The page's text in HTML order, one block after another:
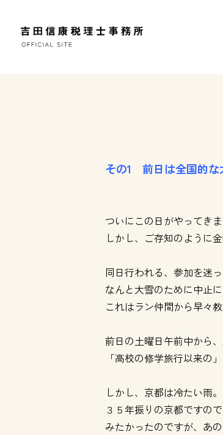
その1 前日は全国的な
ついにこの日がやってきま
しかし、ご存知のように
同日行われる、参加を迷
なんと大雪のために中止
これはラン仲間から早々
前日の土曜日午前中から
「高校の修学旅行以来の
しかし、京都は冷たい雨。
３５年振りの京都ですの
みたかったのですが、あ